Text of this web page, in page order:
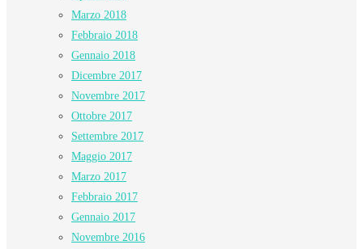
Marzo 2018
Febbraio 2018
Gennaio 2018
Dicembre 2017
Novembre 2017
Ottobre 2017
Settembre 2017
Maggio 2017
Marzo 2017
Febbraio 2017
Gennaio 2017
Novembre 2016